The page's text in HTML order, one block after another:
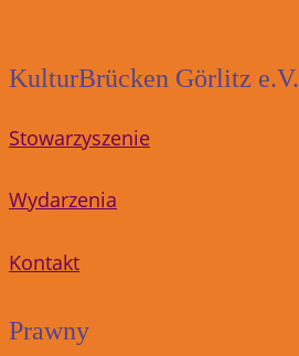
KulturBrücken Görlitz e.V.
Stowarzyszenie
Wydarzenia
Kontakt
Prawny